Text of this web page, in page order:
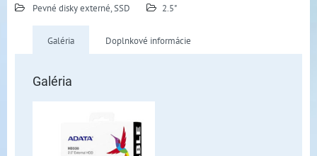
Pevné disky externé, SSD 2.5"
Galéria Doplnkové informácie
Galéria